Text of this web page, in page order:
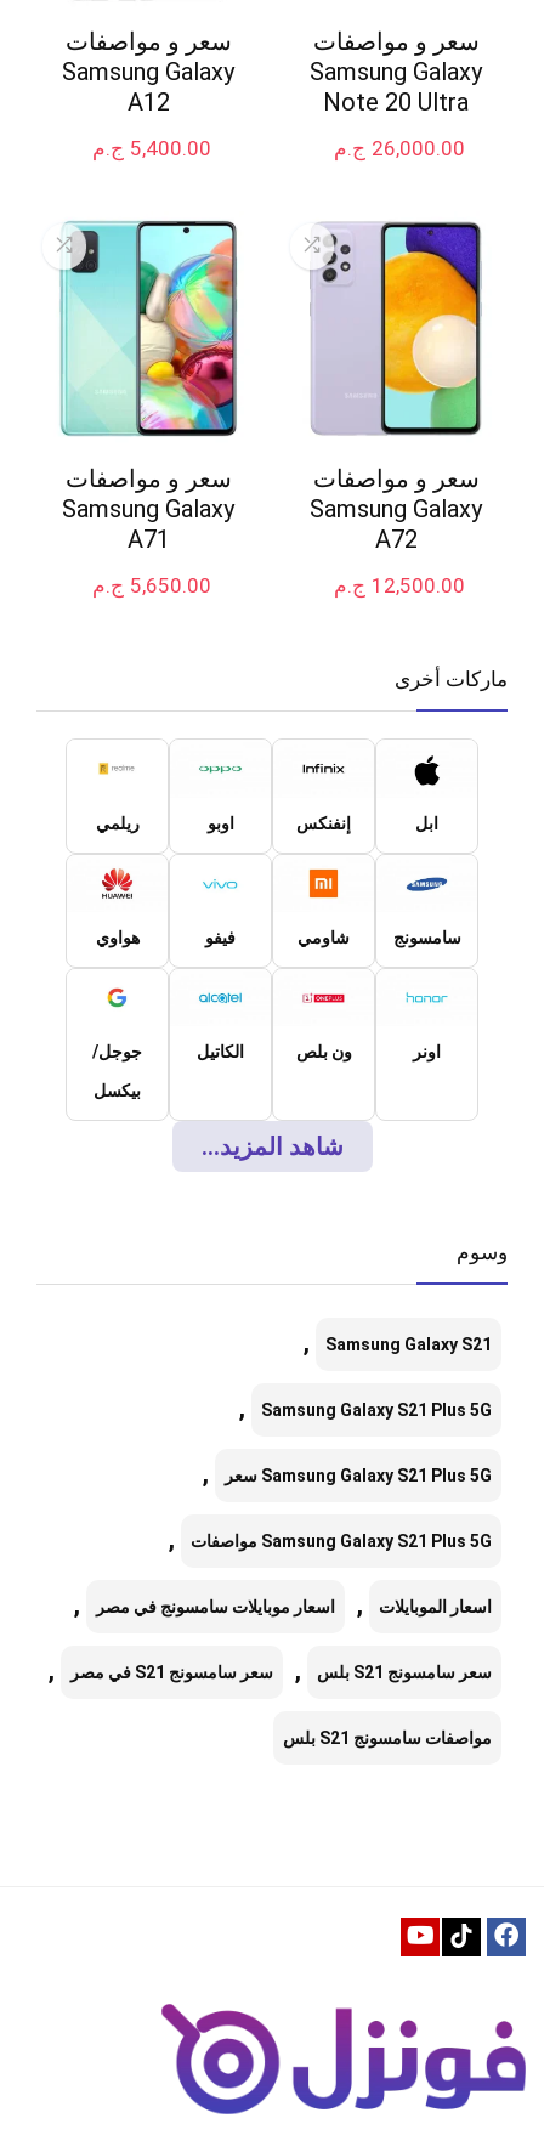
سعر و مواصفات
Samsung Galaxy
Note 20 Ultra
ج.م 26,000.00
سعر و مواصفات
Samsung Galaxy
A12
ج.م 5,400.00
سعر و مواصفات
Samsung Galaxy
A72
ج.م 12,500.00
سعر و مواصفات
Samsung Galaxy
A71
ج.م 5,650.00
ماركات أخرى
ابل إنفنكس اوبو ريلمي
سامسونج شاومي فيفو هواوي
اونر ون بلص الكاتيل
جوجل/
بيكسل
شاهد المزيد...
وسوم
Samsung Galaxy S21
,
Samsung Galaxy S21 Plus 5G
,
Samsung Galaxy S21 Plus 5G سعر ,
Samsung Galaxy S21 Plus 5G مواصفات ,
اسعار الموبايلات , اسعار موبايلات سامسونج في مصر ,
سعر سامسونج S21 بلس , سعر سامسونج S21 في مصر ,
مواصفات سامسونج S21 بلس